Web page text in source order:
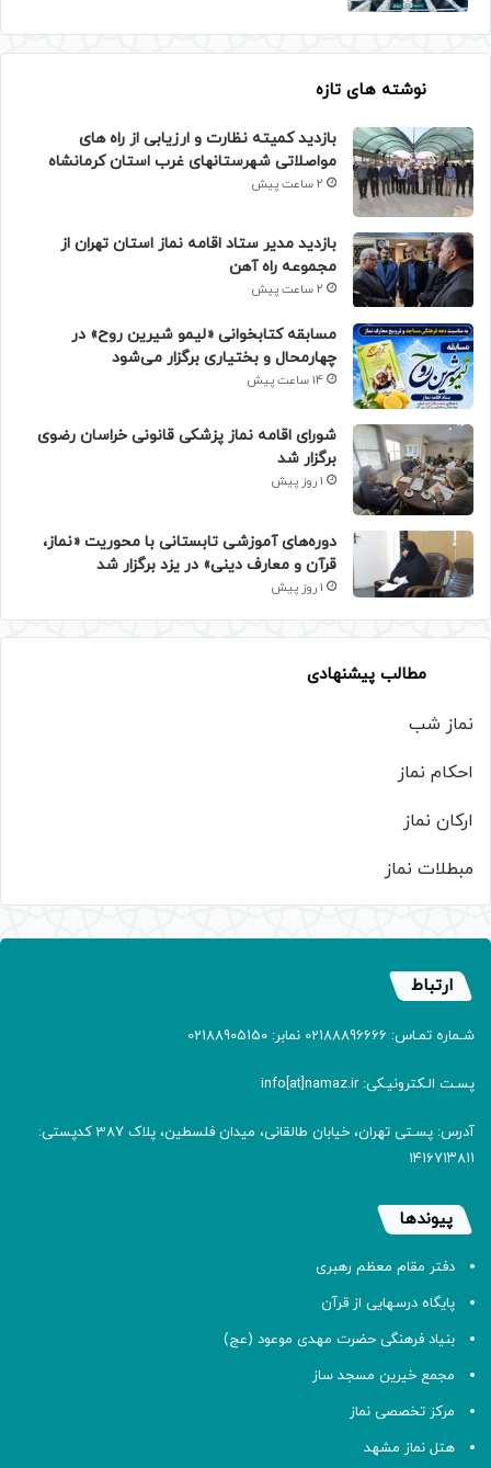
نوشته های تازه
بازدید کمیته نظارت و ارزیابی از راه های
مواصلاتی شهرستانهای غرب استان کرمانشاه
2 ساعت پیش
بازدید مدیر ستاد اقامه نماز استان تهران از
مجموعه راه آهن
2 ساعت پیش
مسابقه کتابخوانی «لیمو شیرین روح» در
چهارمحال و بختیاری برگزار می‌شود
14 ساعت پیش
شورای اقامه نماز پزشکی قانونی خراسان رضوی
برگزار شد
1 روز پیش
دوره‌های آموزشی تابستانی با محوریت «نماز،
قرآن و معارف دینی» در یزد برگزار شد
1 روز پیش
مطالب پیشنهادی
نماز شب
احکام نماز
ارکان نماز
مبطلات نماز
ارتباط
شـماره تمـاس: 02188896666 نمابر: 02188905150
پسـت الـکترونیـکی: info[at]namaz.ir
آدرس: پسـتی تهران، خیابان طالقانی، میدان فلسطین، پلاک 387 کدپستی:
۱۴۱۶۷۱۳۸۱۱
پیوندها
دفتر مقام معظم رهبری
پایگاه درسهایی از قرآن
بنیاد فرهنگی حضرت مهدی موعود (عج)
مجمع خیرین مسجد ساز
مرکز تخصصی نماز
هتل نماز مشهد